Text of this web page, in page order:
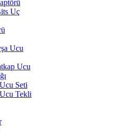
Uç
Ucu
Ucu
Seti
Tekli